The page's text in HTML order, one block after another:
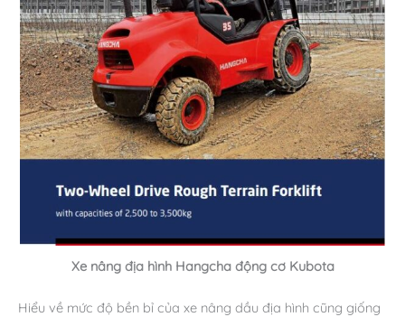
Xe nâng địa hình Hangcha động cơ Kubota
Hiểu về mức độ bền bỉ của xe nâng dầu địa hình cũng giống